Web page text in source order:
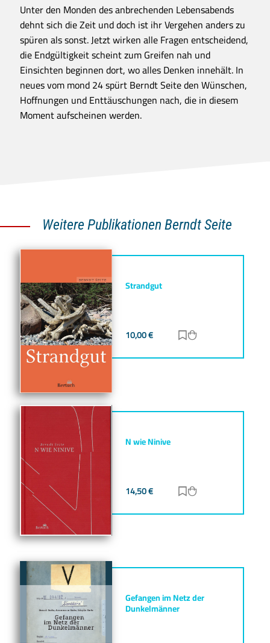
Unter den Monden des anbrechenden Lebensabends
dehnt sich die Zeit und doch ist ihr Vergehen anders zu
spüren als sonst. Jetzt wirken alle Fragen entscheidend,
die Endgültigkeit scheint zum Greifen nah und
Einsichten beginnen dort, wo alles Denken innehält. In
neues vom mond 24 spürt Berndt Seite den Wünschen,
Hoffnungen und Enttäuschungen nach, die in diesem
Moment aufscheinen werden.
Weitere Publikationen Berndt Seite
Strandgut
10,00€ Zur Merkliste
N wie Ninive
14,50€ Zur Merkliste
Gefangen im Netz der
Dunkelmänner